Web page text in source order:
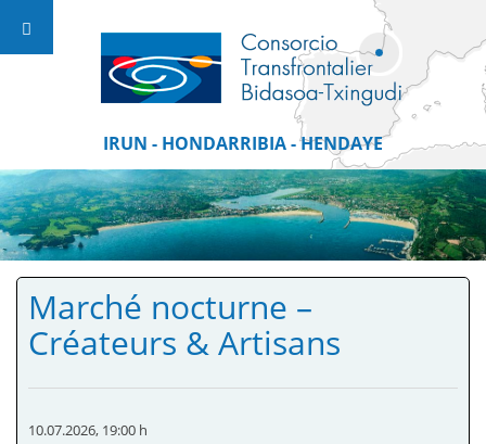
IRUN - HONDARRIBIA - HENDAYE
Marché nocturne –
Créateurs & Artisans
10.07.2026, 19:00 h